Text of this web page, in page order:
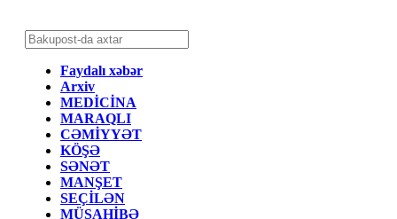
Faydalı xəbər
Arxiv
MEDİCİNA
MARAQLI
CƏMİYYƏT
KÖŞƏ
SƏNƏT
MANŞET
SEÇİLƏN
MÜSAHİBƏ